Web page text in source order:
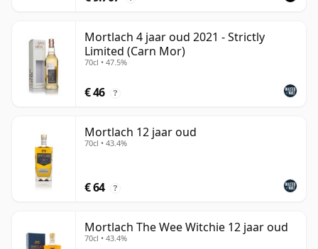
Mortlach 4 jaar oud 2021 - Strictly
Limited (Carn Mor)
70cl • 47.5%
€ 46 ?
Mortlach 12 jaar oud
70cl • 43.4%
€ 64 ?
Mortlach The Wee Witchie 12 jaar oud
70cl • 43.4%